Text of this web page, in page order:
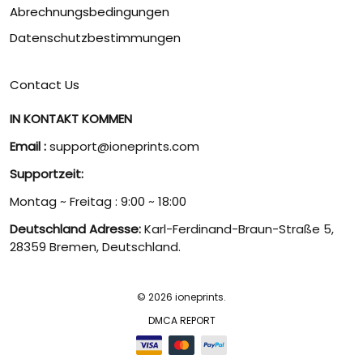
Abrechnungsbedingungen
Datenschutzbestimmungen
Contact Us
IN KONTAKT KOMMEN
Email :support@ioneprints.com
Supportzeit:
Montag ~ Freitag : 9:00 ~ 18:00
Deutschland Adresse:Karl-Ferdinand-Braun-Straße 5,
28359 Bremen, Deutschland.
© 2026 ioneprints.
DMCA REPORT